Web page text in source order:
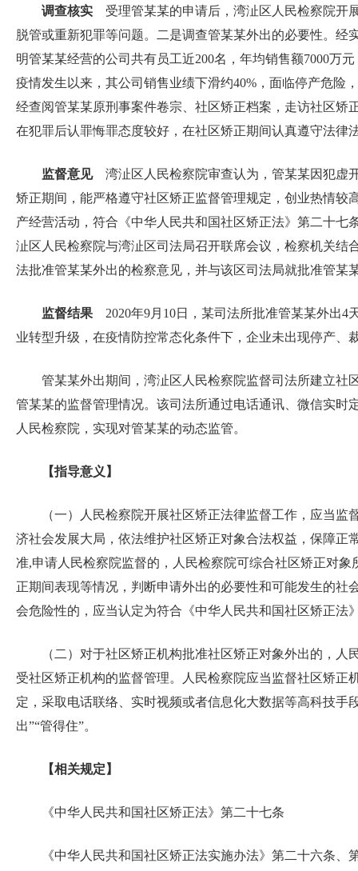
调查核实 受理管某某的申请后，湾沚区人民检察院开
脱管或重新犯罪等问题。二是调查管某某外出的必要性。
明管某某经营的公司共有员工近200名，年均销售额7000万
疫情发生以来，其公司销售业绩下滑约40%，面临停产危险
经查阅管某某原刑事案件卷宗、社区矫正档案，走访社区
在犯罪后认罪悔罪态度较好，在社区矫正期间认真遵守法
监督意见湾沚区人民检察院审查认为，管某某因犯虚
矫正期间，能严格遵守社区矫正监督管理规定，创业热情
产经营活动，符合《中华人民共和国社区矫正法》第二十七
沚区人民检察院与湾沚区司法局召开联席会议，检察机关
法批准管某某外出的检察意见，并与该区司法局就批准管某
监督结果 2020年9月10日，某司法所批准管某某外出4
业转型升级，在疫情防控常态化条件下，企业未出现停产、
管某某外出期间，湾沚区人民检察院监督司法所建立社
管某某的监督管理情况。该司法所通过电话通讯、微信实
人民检察院，实现对管某某的动态监管。
【指导意义】
（一）人民检察院开展社区矫正法律监督工作，应当
济社会发展大局，依法维护社区矫正对象合法权益，保障
准,申请人民检察院监督的，人民检察院可综合社区矫正对
正期间表现等情况，判断申请外出的必要性和可能发生的
会危险性的，应当认定为符合《中华人民共和国社区矫正
（二）对于社区矫正机构批准社区矫正对象外出的，
受社区矫正机构的监督管理。人民检察院应当监督社区矫
定，采取电话联络、实时视频或者信息化大数据等高科技
出”“管得住”。
【相关规定】
《中华人民共和国社区矫正法》第二十七条
《中华人民共和国社区矫正法实施办法》第二十六条、